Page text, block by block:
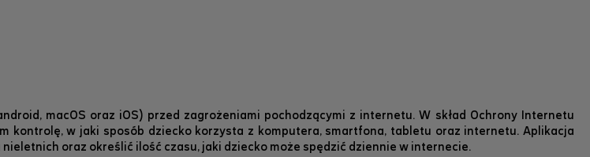
macOS oraz iOS) przed zagrożeniami pochodzącymi z internetu. W skład Ochrony Internetu
kontrolę, w jaki sposób dziecko korzysta z komputera, smartfona, tabletu oraz internetu. Aplikacja
oraz określić ilość czasu, jaki dziecko może spędzić dziennie w internecie.